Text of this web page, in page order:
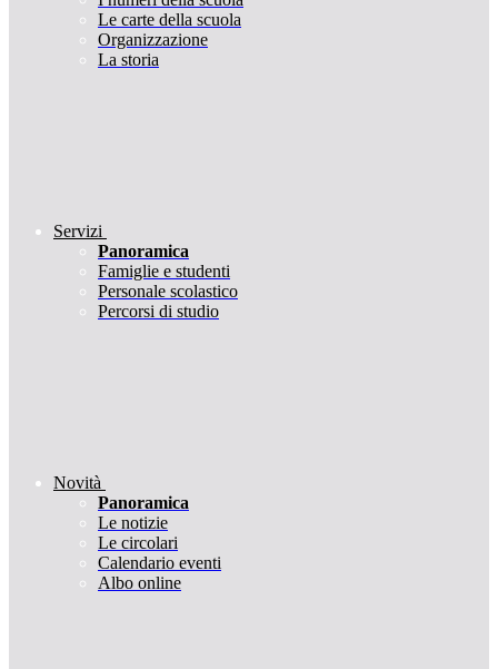
Le carte della scuola
Organizzazione
La storia
Servizi
Panoramica
Famiglie e studenti
Personale scolastico
Percorsi di studio
Novità
Panoramica
Le notizie
Le circolari
Calendario eventi
Albo online